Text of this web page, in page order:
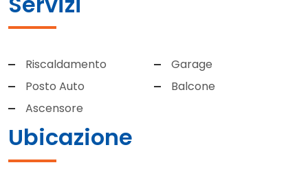
Riscaldamento
Garage
Posto Auto
Balcone
Ascensore
Ubicazione